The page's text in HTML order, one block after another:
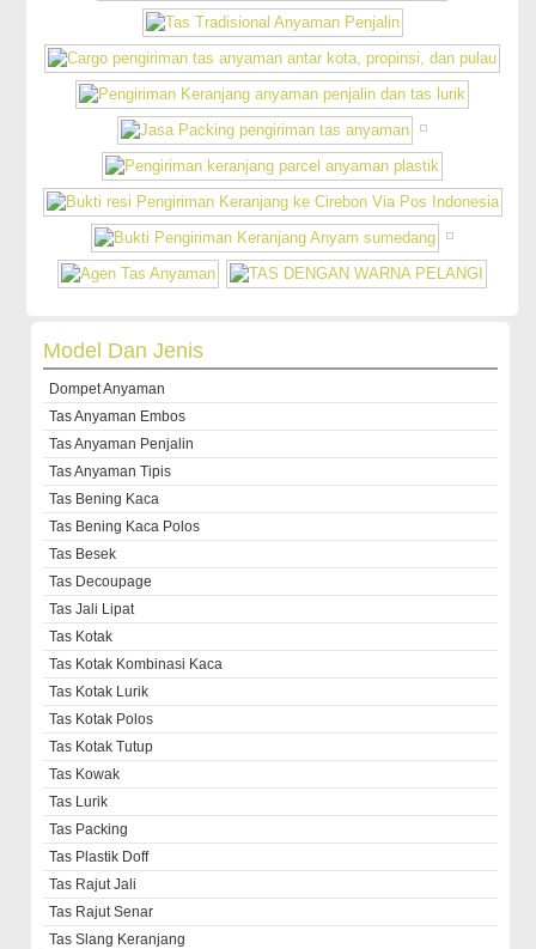
Model Dan Jenis
Dompet Anyaman
Tas Anyaman Embos
Tas Anyaman Penjalin
Tas Anyaman Tipis
Tas Bening Kaca
Tas Bening Kaca Polos
Tas Besek
Tas Decoupage
Tas Jali Lipat
Tas Kotak
Tas Kotak Kombinasi Kaca
Tas Kotak Lurik
Tas Kotak Polos
Tas Kotak Tutup
Tas Kowak
Tas Lurik
Tas Packing
Tas Plastik Doff
Tas Rajut Jali
Tas Rajut Senar
Tas Slang Keranjang